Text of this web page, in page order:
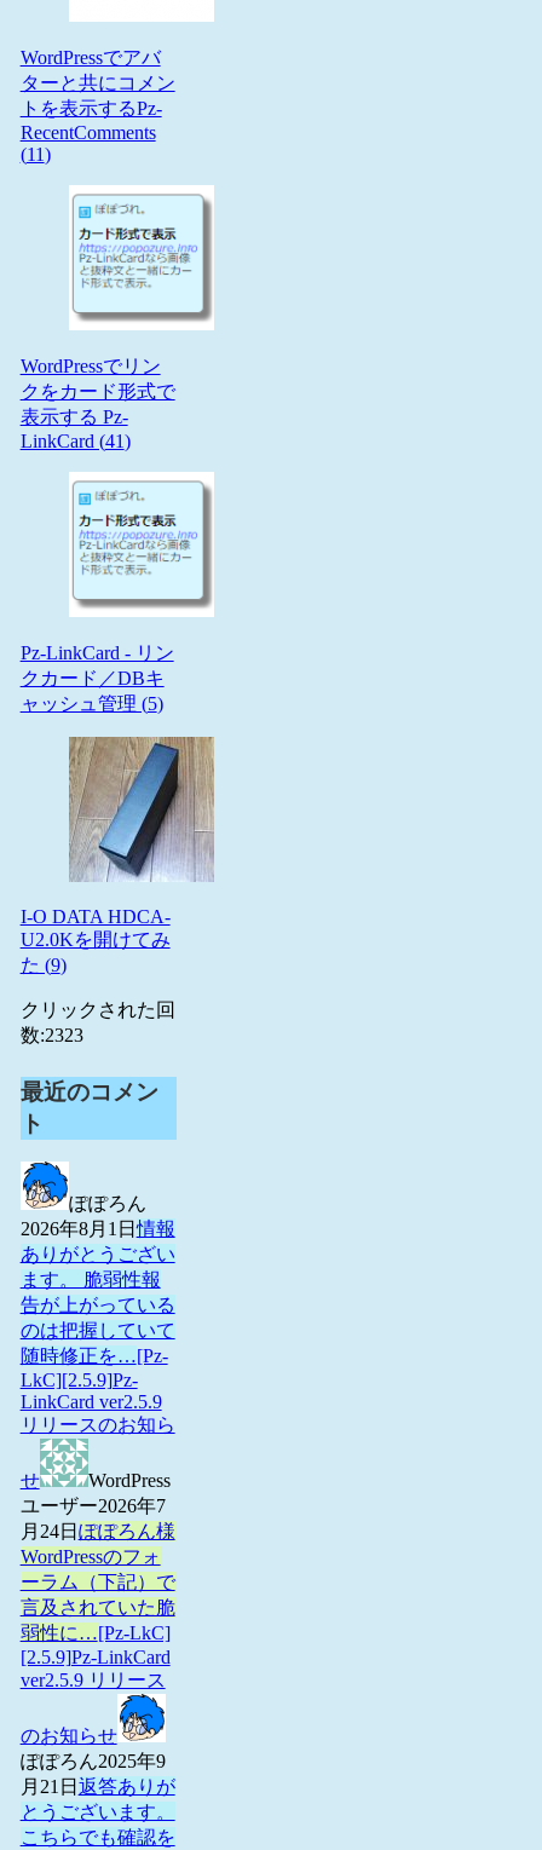
WordPressでアバ
ターと共にコメン
トを表示するPz-
RecentComments
(11)
WordPressでリン
クをカード形式で
表示する Pz-
LinkCard (41)
Pz-LinkCard - リン
クカード／DBキ
ャッシュ管理 (5)
I-O DATA HDCA-
U2.0Kを開けてみ
た (9)
クリックされた回
数:2323
最近のコメン
ト
ぽぽろん
2026年8月1日情報
ありがとうござい
ます。 脆弱性報
告が上がっている
のは把握していて
随時修正を…[Pz-
LkC][2.5.9]Pz-
LinkCard ver2.5.9
リリースのお知ら
せ
WordPress
ユーザー2026年7
月24日 ぽぽろん様
WordPressのフォ
ーラム（下記）で
言及されていた脆
弱性に…[Pz-LkC]
[2.5.9]Pz-LinkCard
ver2.5.9 リリース
のお知らせ
ぽぽろん2025年9
月21日 返答ありが
とうございます。
こちらでも確認を